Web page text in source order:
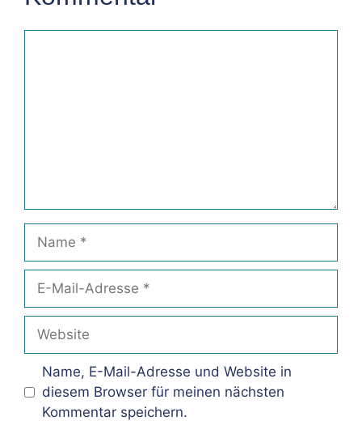
Mail-
Adresse
Name, E-Mail-Adresse und Website in
diesem Browser für meinen nächsten
Kommentar speichern.